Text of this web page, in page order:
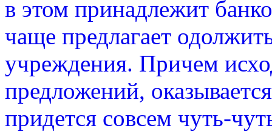
в этом принадлежит
чаще предлагает
учреждения. Причем
предложений,
придется совсем чуть-